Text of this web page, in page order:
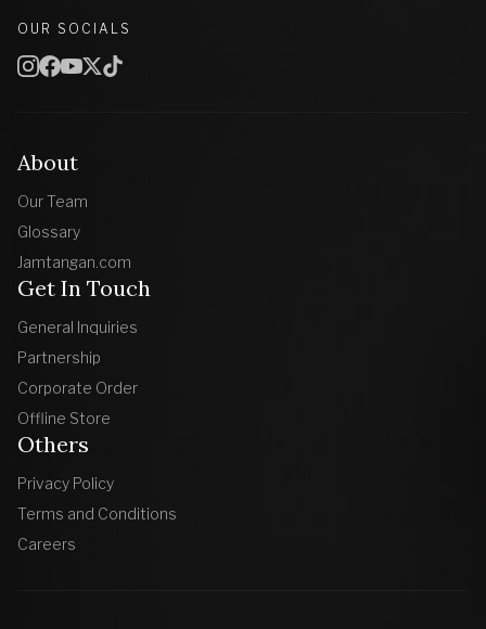
About
Our Team
Glossary
Jamtangan.com
Get In Touch
General Inquiries
Partnership
Corporate Order
Offline Store
Others
Privacy Policy
Terms and Conditions
Careers
OUR SOCIALS